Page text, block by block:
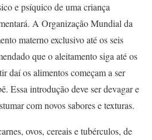
e psíquico de uma criança
A Organização Mundial da
materno exclusivo até os seis
que o aleitamento siga até os
daí os alimentos começam a ser
Essa introdução deve ser devagar e
com novos sabores e texturas.
ovos, cereais e tubérculos, de